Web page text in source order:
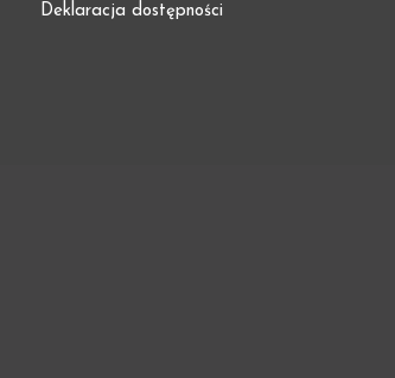
Deklaracja dostępności